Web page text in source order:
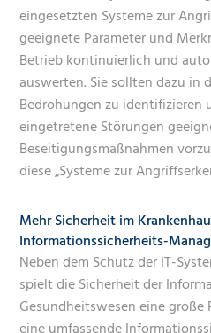
eingesetzten Systeme zur
geeignete Parameter und
Betrieb kontinuierlich und
auswerten. Sie sollten dazu in
Bedrohungen zu identifizieren
eingetretene Störungen
Beseitigungsmaßnahmen
diese „Systeme zur
Mehr Sicherheit im
Informationssicherheits-
Neben dem Schutz der IT-
spielt die Sicherheit der
Gesundheitswesen eine große